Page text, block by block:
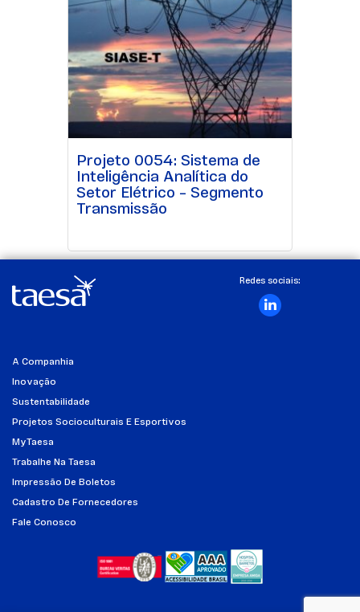
Projeto 0054: Sistema de
Inteligência Analítica do
Setor Elétrico – Segmento
Transmissão
Redes sociais:
A Companhia
Inovação
Sustentabilidade
Projetos Socioculturais E Esportivos
MyTaesa
Trabalhe Na Taesa
Impressão De Boletos
Cadastro De Fornecedores
Fale Conosco